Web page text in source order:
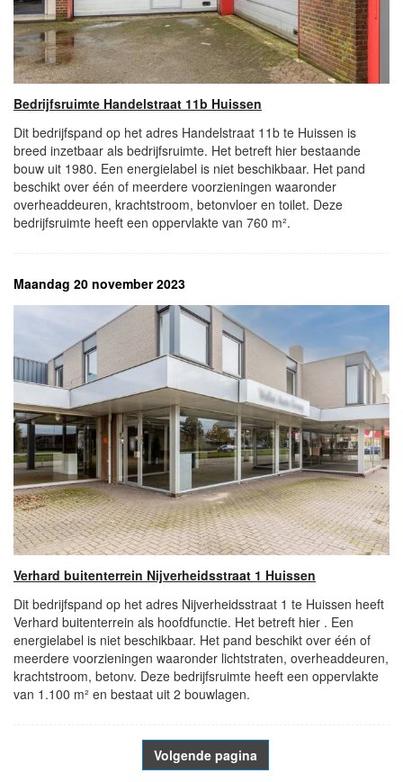
Bedrijfsruimte Handelstraat 11b Huissen
Dit bedrijfspand op het adres Handelstraat 11b te Huissen is
breed inzetbaar als bedrijfsruimte. Het betreft hier bestaande
bouw uit 1980. Een energielabel is niet beschikbaar. Het pand
beschikt over één of meerdere voorzieningen waaronder
overheaddeuren, krachtstroom, betonvloer en toilet. Deze
bedrijfsruimte heeft een oppervlakte van 760 m².
Maandag 20 november 2023
Verhard buitenterrein Nijverheidsstraat 1 Huissen
Dit bedrijfspand op het adres Nijverheidsstraat 1 te Huissen heeft
Verhard buitenterrein als hoofdfunctie. Het betreft hier . Een
energielabel is niet beschikbaar. Het pand beschikt over één of
meerdere voorzieningen waaronder lichtstraten, overheaddeuren,
krachtstroom, betonv. Deze bedrijfsruimte heeft een oppervlakte
van 1.100 m² en bestaat uit 2 bouwlagen.
Volgende pagina